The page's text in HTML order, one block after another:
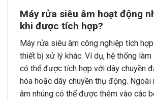
Máy rửa siêu âm hoạt động
khi được tích hợp?
Máy rửa siêu âm công nghiệp tích
thiết bị xử lý khác. Ví dụ, hệ thống
có thể được tích hợp với dây chuyền
hóa hoặc dây chuyền thụ động.
âm nhúng có thể được thêm vào các